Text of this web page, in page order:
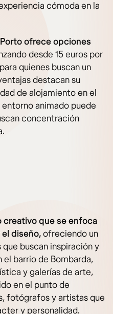
cómoda en la
ofrece opciones
desde 15 euros por
quienes buscan un
destacan su
de alojamiento en el
animado puede
concentración
creativo que se enfoca
diseño,ofreciendo un
buscan inspiración y
barrio de Bombarda,
y galerías de arte,
en el punto de
fotógrafos y artistas que
y personalidad.